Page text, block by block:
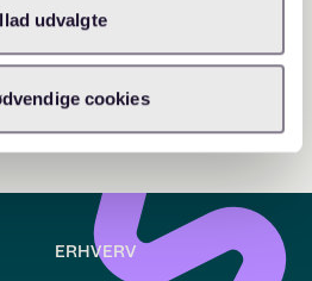
udvalgte
cookies
ERHVERV